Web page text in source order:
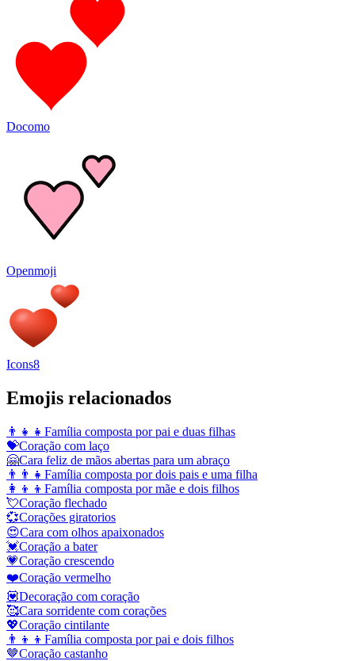
Docomo
Openmoji
Icons8
Emojis relacionados
👨‍👧‍👧 Família composta por pai e duas filhas
💝Coração com laço
🤗Cara feliz de mãos abertas para um abraço
👨‍👨‍👧 Família composta por dois pais e uma filha
👩‍👦‍👦 Família composta por mãe e dois filhos
💘Coração flechado
💞Corações giratorios
😍Cara com olhos apaixonados
💓Coração a bater
💗Coração crescendo
❤️Coração vermelho
💟Decoração com coração
🥰Cara sorridente com corações
💖Coração cintilante
👨‍👦‍👦 Família composta por pai e dois filhos
🤎Coração castanho